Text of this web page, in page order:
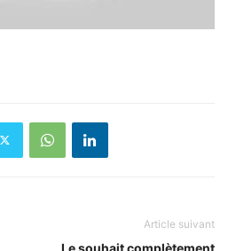
Article suivant
Le souhait complètement